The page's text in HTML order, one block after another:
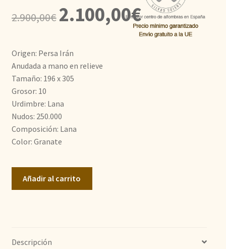
2.900,00€
El
precio
era:
2.900,00€.
2.100,00€El
precio
Origen: Persa Irán
Anudada a mano en relieve
Tamaño: 196 x 305
Grosor: 10
Urdimbre: Lana
Nudos: 250.000
Composición: Lana
Color: Granate
Añadir al carrito
Descripción